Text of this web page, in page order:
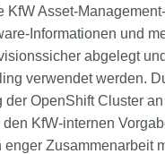
KfW Asset-
Informationen und
abgelegt
verwendet werden.
der OpenShift Cluster
KfW-internen
Zusammenarbeit